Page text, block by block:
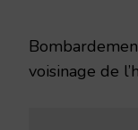
voisinage de